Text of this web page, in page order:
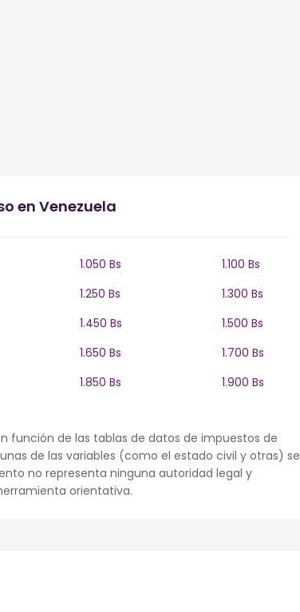
en Venezuela
1.050 Bs
1.100 Bs
1.250 Bs
1.300 Bs
1.450 Bs
1.500 Bs
1.650 Bs
1.700 Bs
1.850 Bs 1.900 Bs
función de las tablas de datos de impuestos de
de las variables (como el estado civil y otras) se
no representa ninguna autoridad legal y
orientativa.